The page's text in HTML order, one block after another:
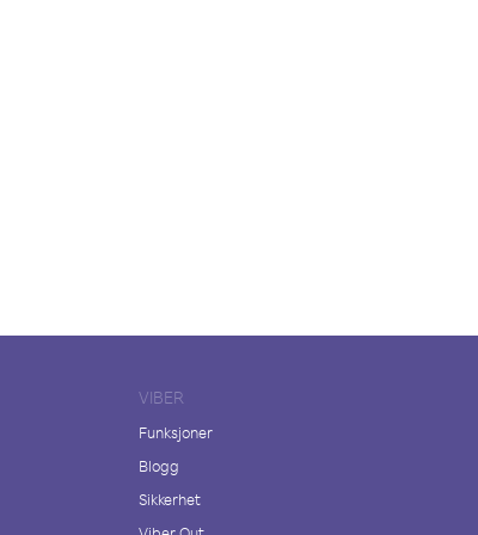
VIBER
Funksjoner
Blogg
Sikkerhet